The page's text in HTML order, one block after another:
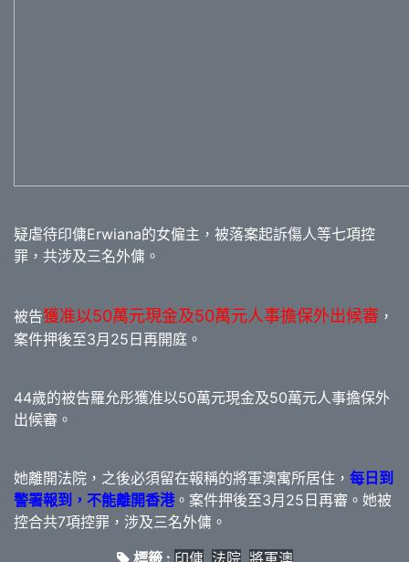
疑虐待印傭Erwiana的女僱主，被落案起訴傷人等七項控
罪，共涉及三名外傭。
被告獲准以50萬元現金及50萬元人事擔保外出候審 ，
案件押後至3月25日再開庭。
44歲的被告羅允彤獲准以50萬元現金及50萬元人事擔保外
出候審。
她離開法院，之後必須留在報稱的將軍澳寓所居住， 每日到
警署報到，不能離開香港。案件押後至3月25日再審。她被
控合共7項控罪，涉及三名外傭。
標籤 : 印傭 法院, 將軍澳